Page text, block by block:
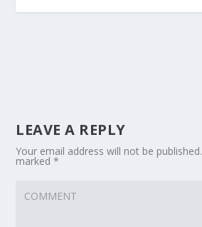
LEAVE A REPLY
Your email address will not be published.
marked*